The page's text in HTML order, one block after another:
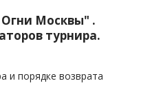
Москвы" .
турнира.
и порядке возврата